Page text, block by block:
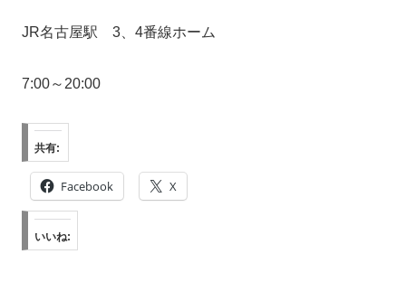
JR名古屋駅 3、4番線ホーム
7:00～20:00
共有:
Facebook X
いいね: